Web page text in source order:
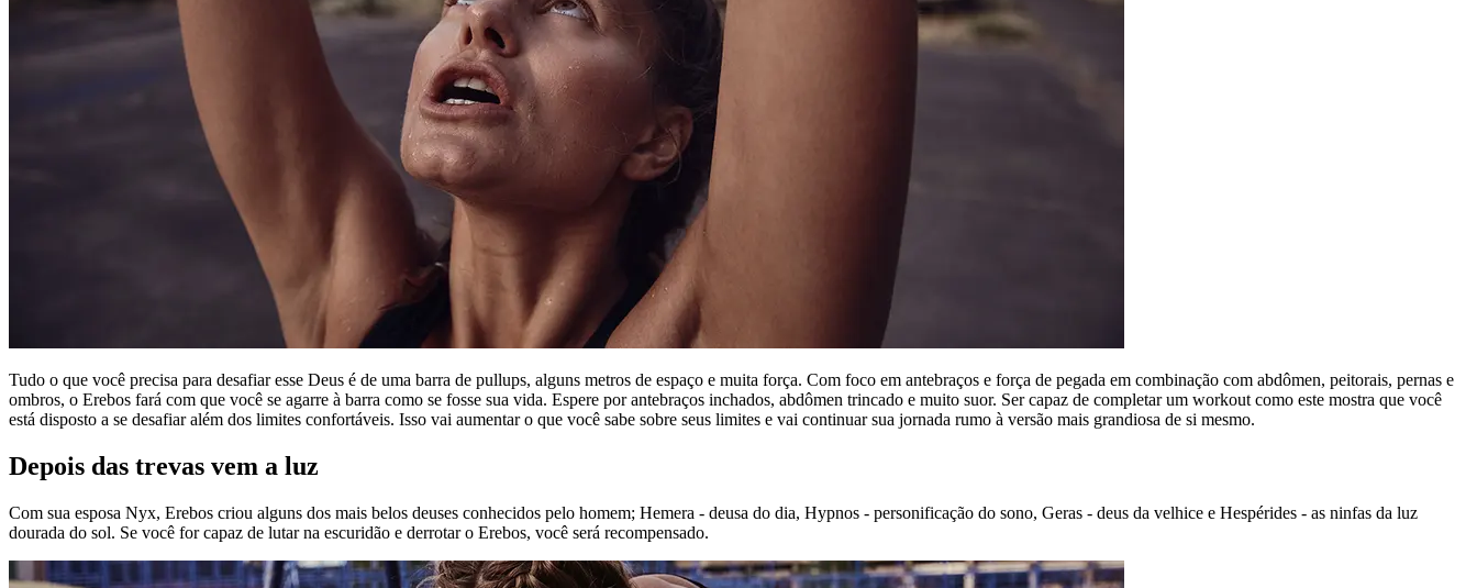
Tudo o que você precisa para desafiar esse Deus é de uma barra de pullups, alguns metros de espaço e muita força. Com foco em antebraços e força de pegada em combinação com abdômen, peitorais, pernas e
ombros, o Erebos fará com que você se agarre à barra como se fosse sua vida. Espere por antebraços inchados, abdômen trincado e muito suor. Ser capaz de completar um workout como este mostra que você
está disposto a se desafiar além dos limites confortáveis. Isso vai aumentar o que você sabe sobre seus limites e vai continuar sua jornada rumo à versão mais grandiosa de si mesmo.
Depois das trevas vem a luz
Com sua esposa Nyx, Erebos criou alguns dos mais belos deuses conhecidos pelo homem; Hemera - deusa do dia, Hypnos - personificação do sono, Geras - deus da velhice e Hespérides - as ninfas da luz
dourada do sol. Se você for capaz de lutar na escuridão e derrotar o Erebos, você será recompensado.